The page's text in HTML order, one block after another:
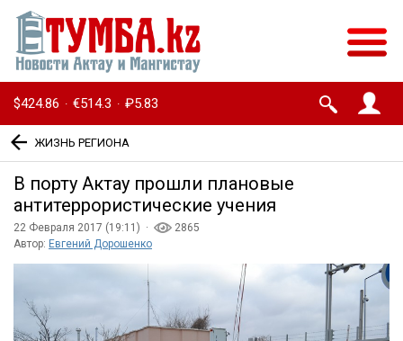
$424.86 · €514.3 · ₽5.83
ЖИЗНЬ РЕГИОНА
В порту Актау прошли плановые
антитеррористические учения
22 Февраля 2017 (19:11) ·
2865
Автор: Евгений Дорошенко